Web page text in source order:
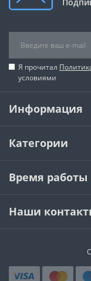
Я прочитал
условиями
Информация
Категории
Время работы
Наши